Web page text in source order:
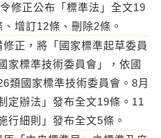
修正公布「標準法」全文19
增訂12條、刪除2條。
正，將「國家標準起草委員
家標準技術委員會」，依國
類國家標準技術委員會。8月
定辦法」發布全文19條。11
行細則」發布全文5條。